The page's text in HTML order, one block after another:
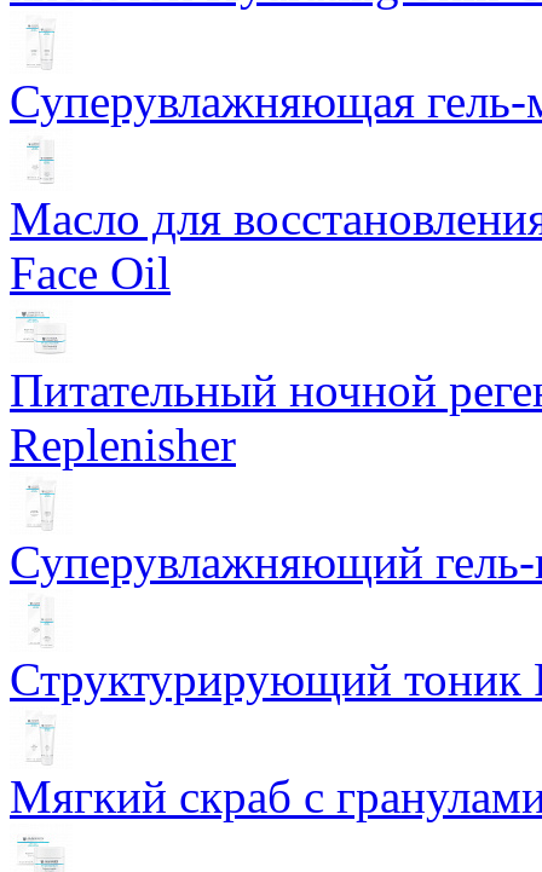
Суперувлажняющая
Масло для
Face Oil
Питательный ночной
Replenisher
Суперувлажняющий
Структурирующий тоник
Мягкий скраб с